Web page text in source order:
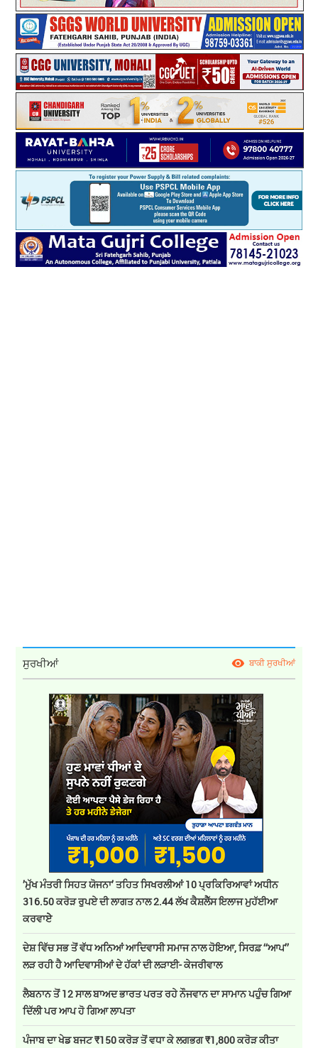
ਸੁਰਖੀਆਂ ਬਾਕੀ ਸੁਰਖੀਆਂ
’ਮੁੱਖ ਮੰਤਰੀ ਸਿਹਤ ਯੋਜਨਾ’ ਤਹਿਤ ਸਿਖਰਲੀਆਂ 10 ਪ੍ਰਕਿਰਿਆਵਾਂ ਅਧੀਨ
316.50 ਕਰੋੜ ਰੁਪਏ ਦੀ ਲਾਗਤ ਨਾਲ 2.44 ਲੱਖ ਕੈਸ਼ਲੈੱਸ ਇਲਾਜ ਮੁਹੱਈਆ
ਕਰਵਾਏੇ
ਦੇਸ਼ ਵਿੱਚ ਸਭ ਤੋਂ ਵੱਧ ਅਨਿਆਂ ਆਦਿਵਾਸੀ ਸਮਾਜ ਨਾਲ ਹੋਇਆ, ਸਿਰਫ਼ ‘‘ਆਪ’’
ਲੜ ਰਹੀ ਹੈ ਆਦਿਵਾਸੀਆਂ ਦੇ ਹੱਕਾਂ ਦੀ ਲੜਾਈ- ਕੇਜਰੀਵਾਲ
ਲੈਬਨਾਨ ਤੋਂ 12 ਸਾਲ ਬਾਅਦ ਭਾਰਤ ਪਰਤ ਰਹੇ ਨੌਜਵਾਨ ਦਾ ਸਾਮਾਨ ਪਹੁੰਚ ਗਿਆ
ਦਿੱਲੀ ਪਰ ਆਪ ਹੋ ਗਿਆ ਲਾਪਤਾ
ਪੰਜਾਬ ਦਾ ਖੇਡ ਬਜਟ ₹150 ਕਰੋੜ ਤੋਂ ਵਧਾ ਕੇ ਲਗਭਗ ₹1,800 ਕਰੋੜ ਕੀਤਾ